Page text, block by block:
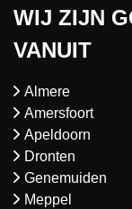
WIJ ZIJN
VANUIT
Almere
Amersfoort
Apeldoorn
Dronten
Genemuiden
Meppel